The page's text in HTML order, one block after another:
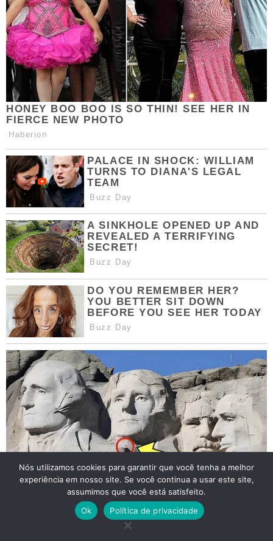
Nós utilizamos cookies para garantir que você tenha a melhor
experiência em nosso site. Se você continua a usar este site,
assumimos que você está satisfeito.
Ok
Política de privacidade